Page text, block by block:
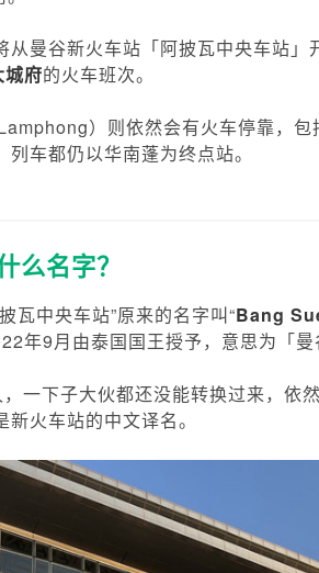
从曼谷新火车站「阿披瓦中央车站」
府的火车班次。
）则依然会有火车停靠，包
车都仍以华南蓬为终点站。
么名字？
瓦中央车站”原来的名字叫“Bang
年9月由泰国国王授予，意思为「曼
一下子大伙都还没能转换过来，依
新火车站的中文译名。